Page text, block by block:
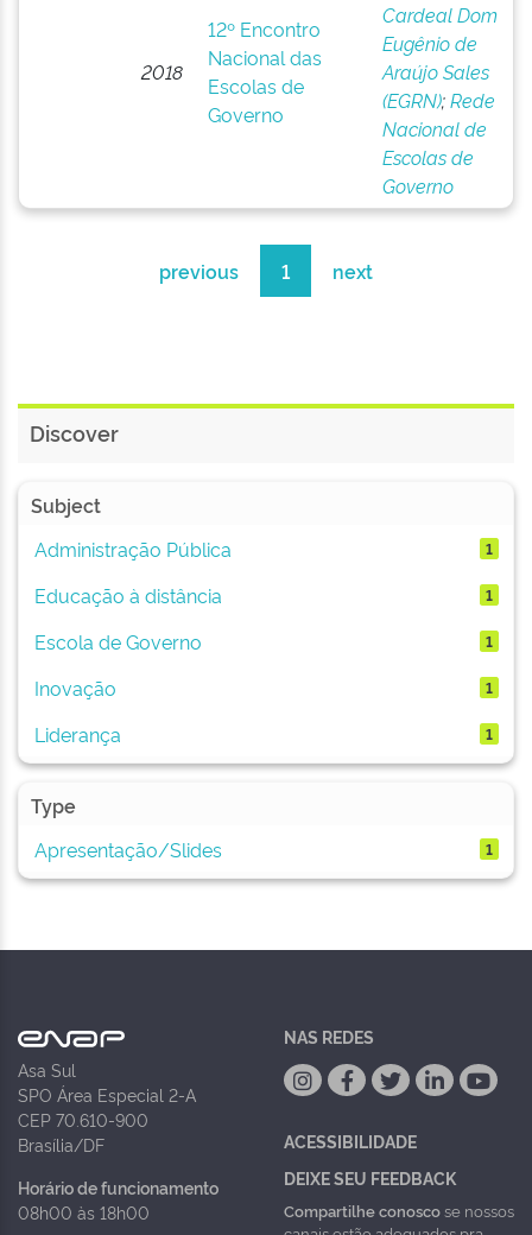
2018
12º Encontro
Nacional das
Escolas de
Governo
Cardeal Dom
Eugênio de
Araújo Sales
(EGRN);Rede
Nacional de
Escolas de
Governo
previous 1 next
Discover
Subject
Administração Pública
1
Educação à distância 1
Escola de Governo 1
Inovação 1
Liderança 1
Type
Apresentação/Slides
1
Asa Sul
SPO Área Especial 2-A
CEP 70.610-900
Brasília/DF
Horário de funcionamento
08h00 às 18h00
NAS REDES
ACESSIBILIDADE
DEIXE SEU FEEDBACK
Compartilhe conoscose nossos